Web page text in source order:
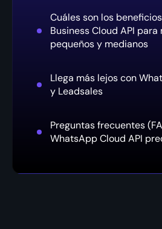
Cuáles son los
Business Cloud API para
pequeños y medianos
Llega más lejos con
y Leadsales
Preguntas frecuentes
WhatsApp Cloud API